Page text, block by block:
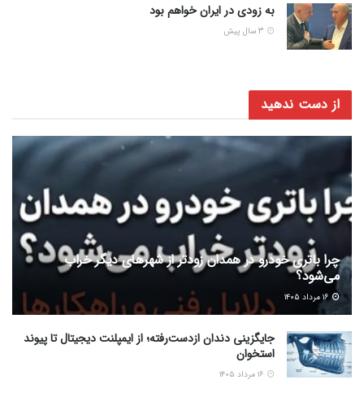
به زودی در ایران خواهم بود
از دست ندهید
چرا باتری خودرو در همدان زودتر از شهرهای دیگر خراب
می‌شود؟
جایگزینی دندان ازدست‌رفته؛ از ایمپلنت دیجیتال تا پیوند
استخوان